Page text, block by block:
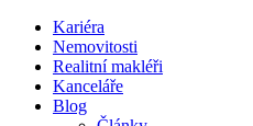
Kariéra
Nemovitosti
Realitní makléři
Kanceláře
Blog